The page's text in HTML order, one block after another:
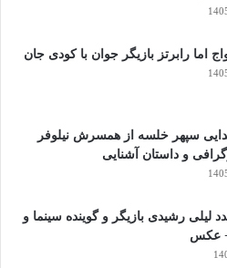
اما رابرتز بازیگر جوان با کودی جان
سپهر خلسه از همسرش نیلوفر
و داستان آشنایی
لیلی رشیدی بازیگر و گوینده سینما و
+ عکس